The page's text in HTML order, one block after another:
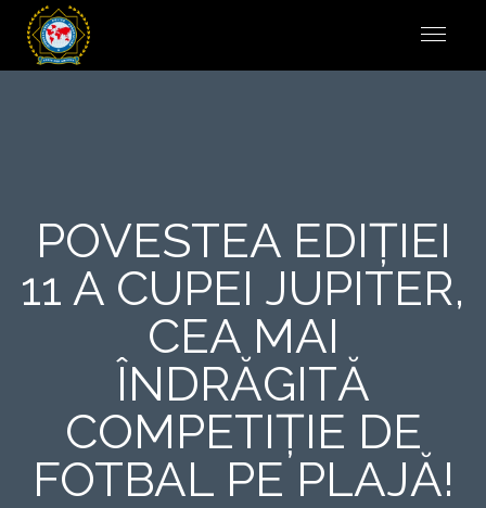
POVESTEA EDIȚIEI
11 A CUPEI JUPITER,
CEA MAI
ÎNDRĂGITĂ
COMPETIȚIE DE
FOTBAL PE PLAJĂ!